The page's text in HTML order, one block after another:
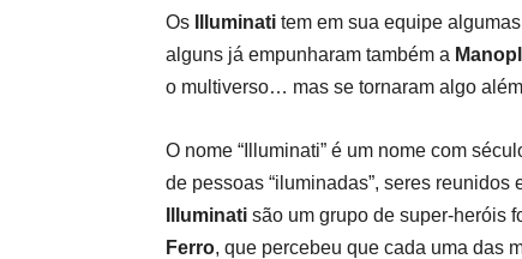
Os Illuminati tem em sua equipe
alguns já empunharam também a
o multiverso… mas se tornaram algo
O nome “Illuminati” é um nome com
de pessoas “iluminadas”, seres
Illuminati são um grupo de super-heróis
Ferro, que percebeu que cada uma das